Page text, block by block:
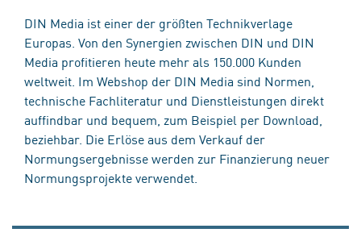
DIN Media ist einer der größten Technikverlage
Europas. Von den Synergien zwischen DIN und DIN
Media profitieren heute mehr als 150.000 Kunden
weltweit. Im Webshop der DIN Media sind Normen,
technische Fachliteratur und Dienstleistungen direkt
auffindbar und bequem, zum Beispiel per Download,
beziehbar. Die Erlöse aus dem Verkauf der
Normungsergebnisse werden zur Finanzierung neuer
Normungsprojekte verwendet.